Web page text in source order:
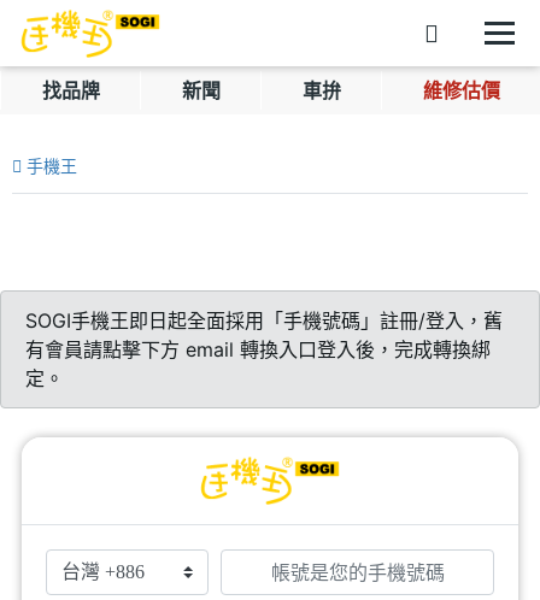
找品牌 新聞 車拚 維修估價
手機王
SOGI手機王即日起全面採用「手機號碼」註冊/登入，舊
有會員請點擊下方 email 轉換入口登入後，完成轉換綁
定。